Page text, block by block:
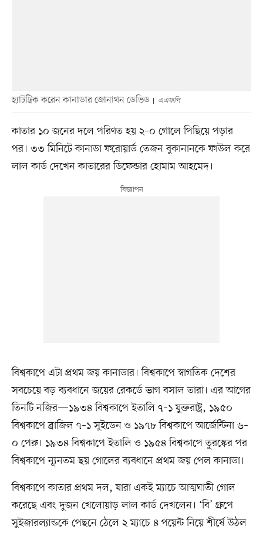
হ্যাটট্রিক করেন কানাডার জোনাথন ডেভিড এএফপি
কাতার ১০ জনের দলে পরিণত হয় ২–০ গোলে পিছিয়ে পড়ার
পর। ৩৩ মিনিটে কানাডা ফরোয়ার্ড তেজন বুকানানকে ফাউল করে
লাল কার্ড দেখেন কাতারের ডিফেন্ডার হোমাম আহমেদ।
বিশ্বকাপে এটা প্রথম জয় কানাডার। বিশ্বকাপে স্বাগতিক দেশের
সবচেয়ে বড় ব্যবধানে জয়ের রেকর্ডে ভাগ বসাল তারা। এর আগের
তিনটি নজির—১৯৩৪ বিশ্বকাপে ইতালি ৭–১ যুক্তরাষ্ট্র, ১৯৫০
বিশ্বকাপে ব্রাজিল ৭–১ সুইডেন ও ১৯৭৮ বিশ্বকাপে আর্জেন্টিনা ৬–
০ পেরু। ১৯৩৪ বিশ্বকাপে ইতালি ও ১৯৫৪ বিশ্বকাপে তুরস্কের পর
বিশ্বকাপে ন্যূনতম ছয় গোলের ব্যবধানে প্রথম জয় পেল কানাডা।
বিশ্বকাপে কাতার প্রথম দল, যারা একই ম্যাচে আত্মঘাতী গোল
করেছে এবং দুজন খেলোয়াড় লাল কার্ড দেখলেন। ‘বি’ গ্রুপে
সুইজারল্যান্ডকে পেছনে ঠেলে ২ ম্যাচে ৪ পয়েন্ট নিয়ে শীর্ষে উঠল